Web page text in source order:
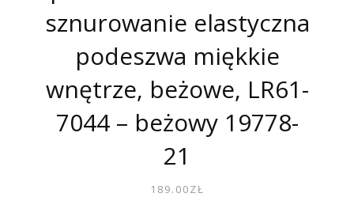
sznurowanie elastyczna
podeszwa miękkie
wnętrze, beżowe, LR61-
7044 – beżowy 19778-
21
189.00ZŁ